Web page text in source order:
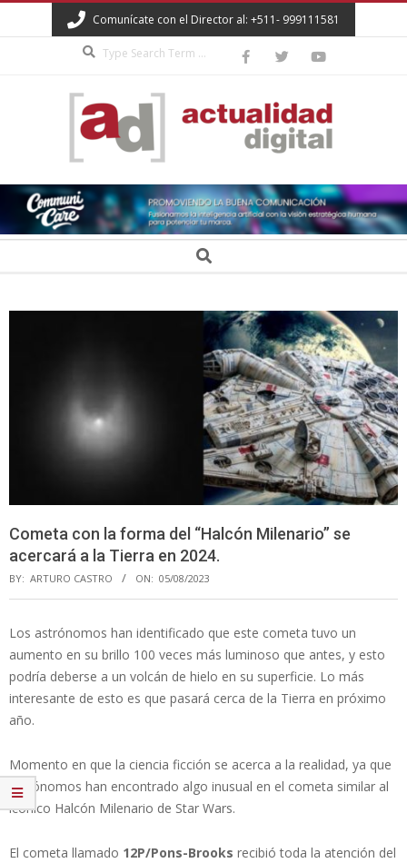
to
Comunícate con el Director al: +511- 999111581
ACTUALIDAD
DIGITAL Search
Cometa con la forma del “Halcón Milenario” se
acercará a la Tierra en 2024.
BY: ARTURO CASTRO ON: 05/08/2023
Los astrónomos han identificado que este cometa tuvo un
aumento en su brillo 100 veces más luminoso que antes, y esto
podría deberse a un volcán de hielo en su superficie. Lo más
interesante de esto es que pasará cerca de la Tierra en próximo
año.
Momento en que la ciencia ficción se acerca a la realidad, ya que
astrónomos han encontrado algo inusual en el cometa similar al
icónico Halcón Milenario de Star Wars.
El cometa llamado 12P/Pons-Brooks recibió toda la atención del